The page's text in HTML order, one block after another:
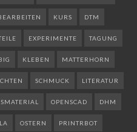
KURS DTM
EXPERIMENTE TAGUNG
KLEBEN MATTERHORN
SCHMUCK LITERATUR
OPENSCAD DHM
OSTERN PRINTRBOT